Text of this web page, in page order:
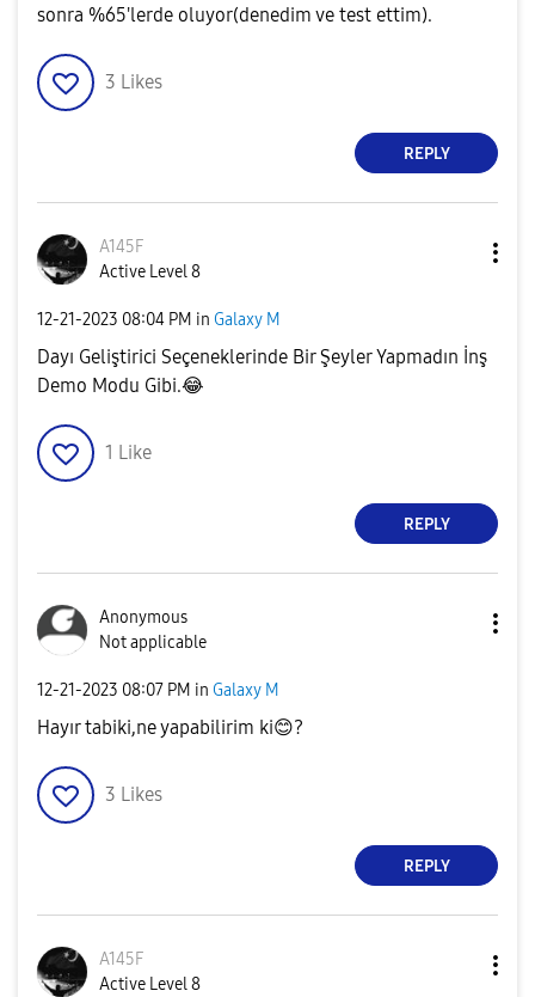
sonra %65'lerde oluyor(denedim ve test ettim).
3 Likes
REPLY
A145F
Active Level 8
‎12-21-2023 08:04 PM in Galaxy M
Dayı Geliştirici Seçeneklerinde Bir Şeyler Yapmadın İnş
Demo Modu Gibi.😂
1 Like
REPLY
Anonymous
Not applicable
‎12-21-2023 08:07 PM in Galaxy M
Hayır tabiki,ne yapabilirim ki😊?
3 Likes
REPLY
A145F
Active Level 8